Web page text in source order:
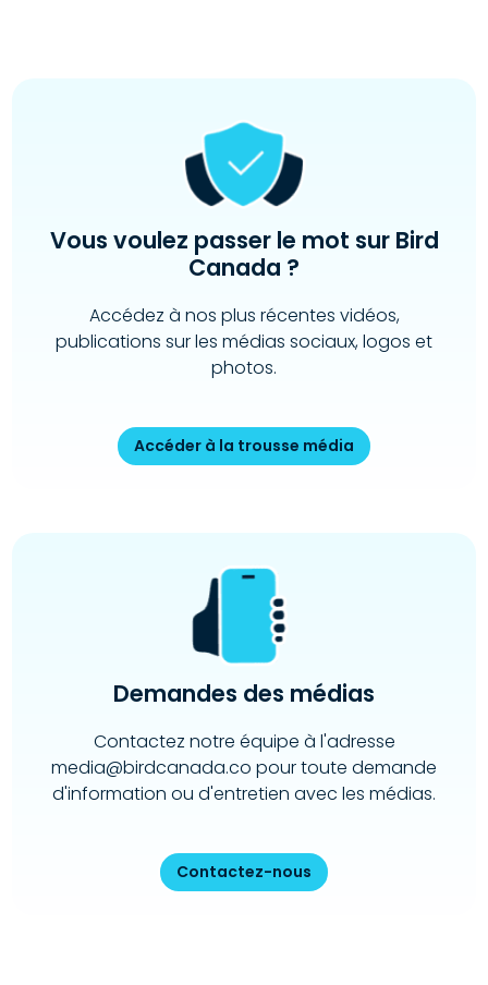
Vous voulez passer le mot sur Bird
Canada ?
Accédez à nos plus récentes vidéos,
publications sur les médias sociaux, logos et
photos.
Accéder à la trousse média
Demandes des médias
Contactez notre équipe à l'adresse
media@birdcanada.co pour toute demande
d'information ou d'entretien avec les médias.
Contactez-nous